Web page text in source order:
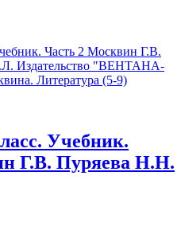
Учебник.
Г.В. Пуряева Н.Н.